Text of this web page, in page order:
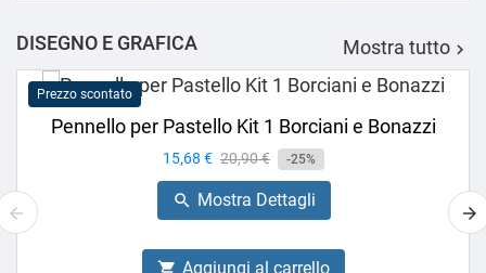
DISEGNO E GRAFICA Mostra tutto 
Prezzo scontato
Pennello per Pastello Kit 1 Borciani e Bonazzi
Prezzo
15,68 € Prezzo
base
20,90 € -25%
 Mostra Dettagli
 Aggiungi al carrello